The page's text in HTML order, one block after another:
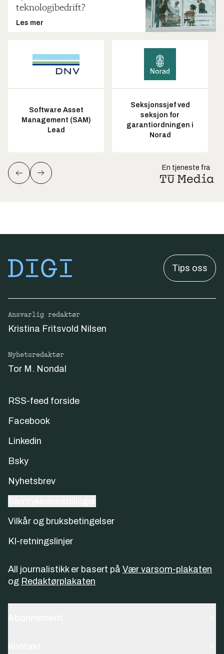
teknologibedrift?
Les mer
Software Asset
Management (SAM)
Lead
Seksjonssjef ved
seksjon for
garantiordningen i
Norad
En tjeneste fra
Tips oss
Ansvarlig redaktør
Kristina Fritsvold Nilsen
Nyhetsredaktør
Tor M. Nondal
RSS-feed forside
Facebook
Linkedin
Bsky
Nyhetsbrev
Vilkår og bruksbetingelser
KI-retningslinjer
All journalistikk er basert på Vær varsom-plakaten
og Redaktørplakaten